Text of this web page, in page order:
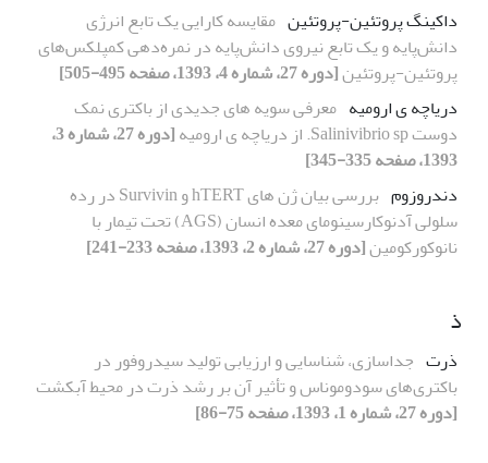
داکینگ پروتئین-پروتئین مقایسه کارایی یک تابع انرژی
دانش‌پایه و یک تابع نیروی دانش‌پایه در نمره‌دهی کمپلکس‌های
پروتئین-پروتئین[دوره 27، شماره 4، 1393، صفحه 495-505]
دریاچه ی ارومیه معرفی سویه های جدیدی از باکتری نمک
دوست Salinivibrio sp. از دریاچه ی ارومیه
[دوره 27، شماره 3،
1393، صفحه 335-345]
دندروزوم
بررسی بیان ژن های hTERT و Survivin در رده
سلولی آدنوکارسینومای معده انسان (AGS) تحت تیمار با
نانوکورکومین[دوره 27، شماره 2، 1393، صفحه 233-241]
ذ
ذرت جداسازی، شناسایی و ارزیابی تولید سیدروفور در
باکتری‌های سودوموناس و تأثیر آن بر رشد ذرت در محیط آبکشت
[دوره 27، شماره 1، 1393، صفحه 75-86]